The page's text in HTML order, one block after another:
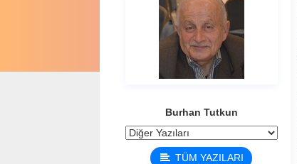
Burhan Tutkun
TÜM YAZILARI